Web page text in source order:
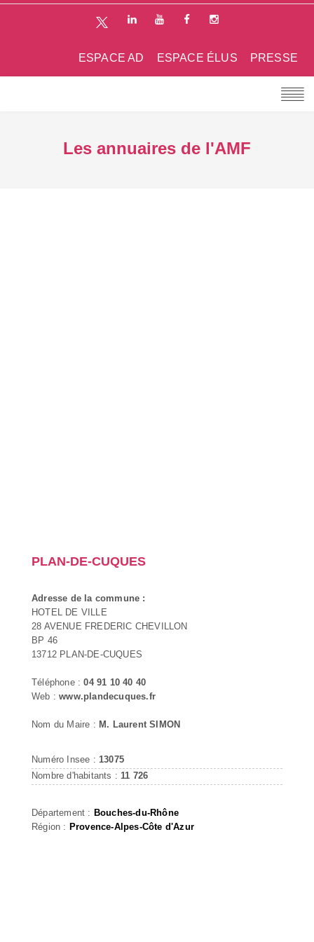
PRESSE
ESPACE ÉLUS
ESPACE AD
Les annuaires de l'AMF
PLAN-DE-CUQUES
Adresse de la commune :
HOTEL DE VILLE
28 AVENUE FREDERIC CHEVILLON
BP 46
13712 PLAN-DE-CUQUES
Téléphone :04 91 10 40 40
Web :www.plandecuques.fr
Nom du Maire : M. Laurent SIMON
Numéro Insee : 13075
Nombre d'habitants : 11 726
Département : Bouches-du-Rhône
Région : Provence-Alpes-Côte d'Azur